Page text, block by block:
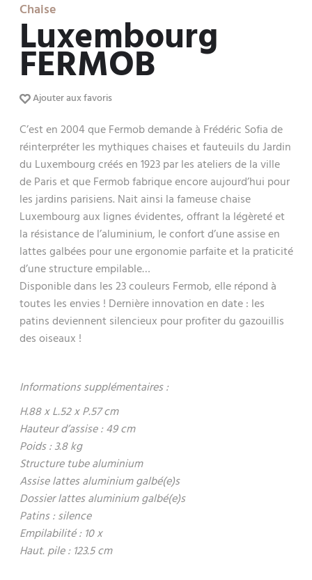
Chaise
Luxembourg
FERMOB
Ajouter aux favoris
C’est en 2004 que Fermob demande à Frédéric Sofia de
réinterpréter les mythiques chaises et fauteuils du Jardin
du Luxembourg créés en 1923 par les ateliers de la ville
de Paris et que Fermob fabrique encore aujourd’hui pour
les jardins parisiens. Nait ainsi la fameuse chaise
Luxembourg aux lignes évidentes, offrant la légèreté et
la résistance de l’aluminium, le confort d’une assise en
lattes galbées pour une ergonomie parfaite et la praticité
d’une structure empilable…
Disponible dans les 23 couleurs Fermob, elle répond à
toutes les envies ! Dernière innovation en date : les
patins deviennent silencieux pour profiter du gazouillis
des oiseaux !
Informations supplémentaires :
H.88 x L.52 x P.57 cm
Hauteur d’assise : 49 cm
Poids : 3.8 kg
Structure tube aluminium
Assise lattes aluminium galbé(e)s
Dossier lattes aluminium galbé(e)s
Patins : silence
Empilabilité : 10 x
Haut. pile : 123.5 cm